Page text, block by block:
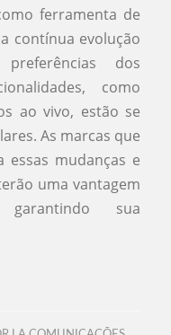
ferramenta de
contínua evolução
dos
como
ao vivo, estão se
As marcas que
essas mudanças e
uma vantagem
garantindo sua